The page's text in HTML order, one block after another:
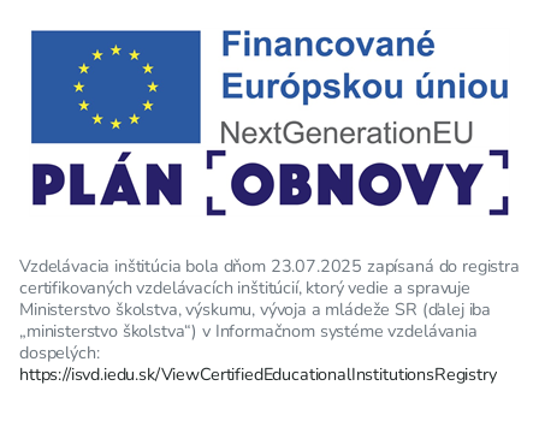
Vzdelávacia inštitúcia bola dňom 23.07.2025 zapísaná do registra
certifikovaných vzdelávacích inštitúcií, ktorý vedie a spravuje
Ministerstvo školstva, výskumu, vývoja a mládeže SR (ďalej iba
„ministerstvo školstva“) v Informačnom systéme vzdelávania
dospelých:
https://isvd.iedu.sk/ViewCertifiedEducationalInstitutionsRegistry